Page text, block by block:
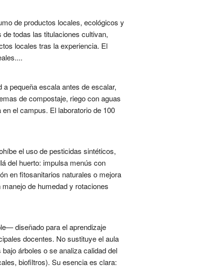
de productos locales, ecológicos y
todas las titulaciones cultivan,
locales tras la experiencia. El
pequeña escala antes de escalar,
de compostaje, riego con aguas
el campus. El laboratorio de 100
el uso de pesticidas sintéticos,
del huerto: impulsa menús con
en fitosanitarios naturales o mejora
de humedad y rotaciones
diseñado para el aprendizaje
docentes. No sustituye el aula
árboles o se analiza calidad del
biofiltros). Su esencia es clara: